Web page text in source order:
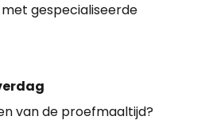
gespecialiseerde
van de proefmaaltijd?